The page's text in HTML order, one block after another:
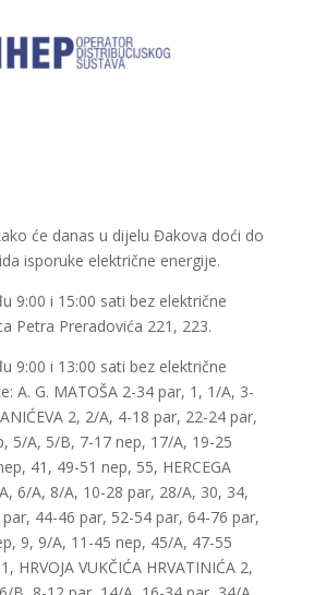
će danas u dijelu Đakova doći do
isporuke električne energije.
9:00 i 15:00 sati bez električne
Petra Preradovića 221, 223.
9:00 i 13:00 sati bez električne
A. G. MATOŠA 2-34 par, 1, 1/A, 3-
2, 2/A, 4-18 par, 22-24 par,
5/A, 5/B, 7-17 nep, 17/A, 19-25
41, 49-51 nep, 55, HERCEGA
6/A, 8/A, 10-28 par, 28/A, 30, 34,
44-46 par, 52-54 par, 64-76 par,
9, 9/A, 11-45 nep, 45/A, 47-55
HRVOJA VUKČIĆA HRVATINIĆA 2,